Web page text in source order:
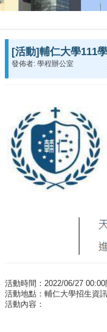
[活動]輔仁大學111
發佈者: 學程辦公室
活動時間：2022/06/27
活動地點：輔仁大學招生資
活動內容：